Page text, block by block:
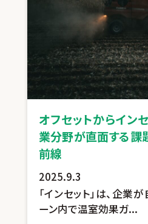
オフセットからイン
業分野が直面する課
前線
2025.9.3
「インセット」は、企業
ーン内で温室効果ガ...